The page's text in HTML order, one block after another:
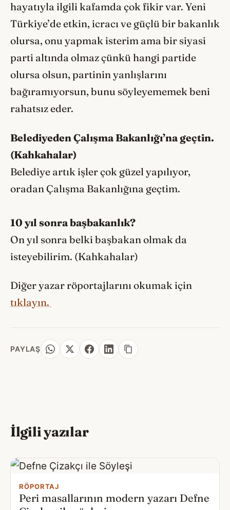
hayatıyla ilgili kafamda çok fikir var. Yeni
Türkiye’de etkin, icracı ve güçlü bir bakanlık
olursa, onu yapmak isterim ama bir siyasi
parti altında olmaz çünkü hangi partide
olursa olsun, partinin yanlışlarını
bağıramıyorsun, bunu söyleyememek beni
rahatsız eder.
Belediyeden Çalışma Bakanlığı’na geçtin.
(Kahkahalar)
Belediye artık işler çok güzel yapılıyor,
oradan Çalışma Bakanlığına geçtim.
10 yıl sonra başbakanlık?
On yıl sonra belki başbakan olmak da
isteyebilirim. (Kahkahalar)
Diğer yazar röportajlarını okumak için
tıklayın.
PAYLAŞ
İlgili yazılar
RÖPORTAJ
Peri masallarının modern yazarı Defne